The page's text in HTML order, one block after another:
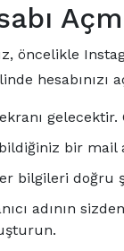
öncelikle
hesabınızı
bir mail
bilgileri
adının